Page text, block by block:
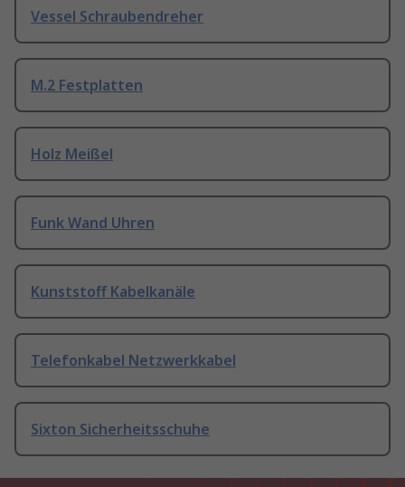
Vessel Schraubendreher
M.2 Festplatten
Holz Meißel
Funk Wand Uhren
Kunststoff Kabelkanäle
Telefonkabel Netzwerkkabel
Sixton Sicherheitsschuhe